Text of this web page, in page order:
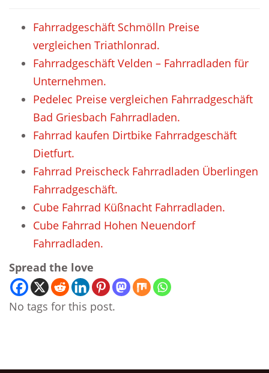
Fahrradgeschäft Schmölln Preise
vergleichen Triathlonrad.
Fahrradgeschäft Velden – Fahrradladen für
Unternehmen.
Pedelec Preise vergleichen Fahrradgeschäft
Bad Griesbach Fahrradladen.
Fahrrad kaufen Dirtbike Fahrradgeschäft
Dietfurt.
Fahrrad Preischeck Fahrradladen Überlingen
Fahrradgeschäft.
Cube Fahrrad Küßnacht Fahrradladen.
Cube Fahrrad Hohen Neuendorf
Fahrradladen.
Spread the love
No tags for this post.